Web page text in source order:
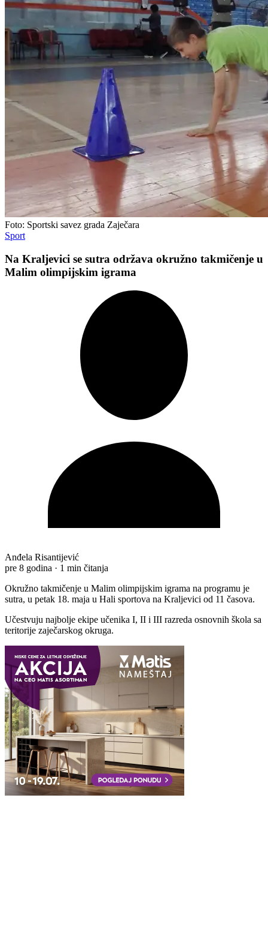
Foto: Sportski savez grada Zaječara
Sport
Na Kraljevici se sutra održava okružno takmičenje u
Malim olimpijskim igrama
Anđela Risantijević
pre 8 godina · 1 min čitanja
Okružno takmičenje u Malim olimpijskim igrama na programu je
sutra, u petak 18. maja u Hali sportova na Kraljevici od 11 časova.
Učestvuju najbolje ekipe učenika I, II i III razreda osnovnih škola sa
teritorije zaječarskog okruga.